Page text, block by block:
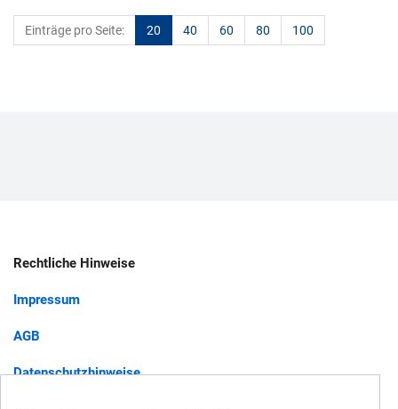
Einträge pro Seite: 20 40 60 80 100
Rechtliche Hinweise
Impressum
AGB
Datenschutzhinweise